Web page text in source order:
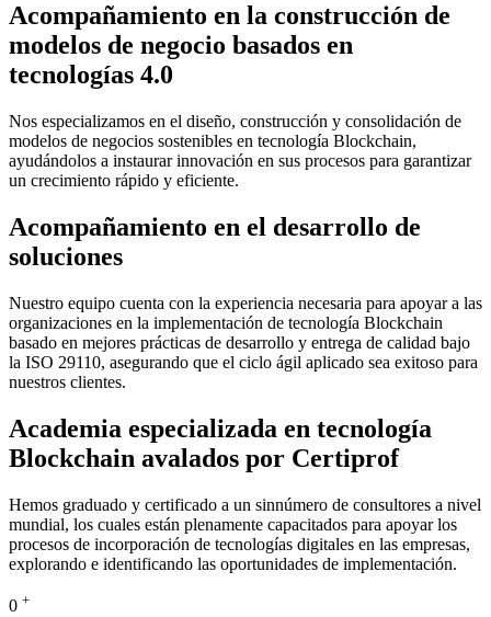
Acompañamiento en la construcción de
modelos de negocio basados en
tecnologías 4.0
Nos especializamos en el diseño, construcción y consolidación de
modelos de negocios sostenibles en tecnología Blockchain,
ayudándolos a instaurar innovación en sus procesos para garantizar
un crecimiento rápido y eficiente.
Acompañamiento en el desarrollo de
soluciones
Nuestro equipo cuenta con la experiencia necesaria para apoyar a las
organizaciones en la implementación de tecnología Blockchain
basado en mejores prácticas de desarrollo y entrega de calidad bajo
la ISO 29110, asegurando que el ciclo ágil aplicado sea exitoso para
nuestros clientes.
Academia especializada en tecnología
Blockchain avalados por Certiprof
Hemos graduado y certificado a un sinnúmero de consultores a nivel
mundial, los cuales están plenamente capacitados para apoyar los
procesos de incorporación de tecnologías digitales en las empresas,
explorando e identificando las oportunidades de implementación.
0 +